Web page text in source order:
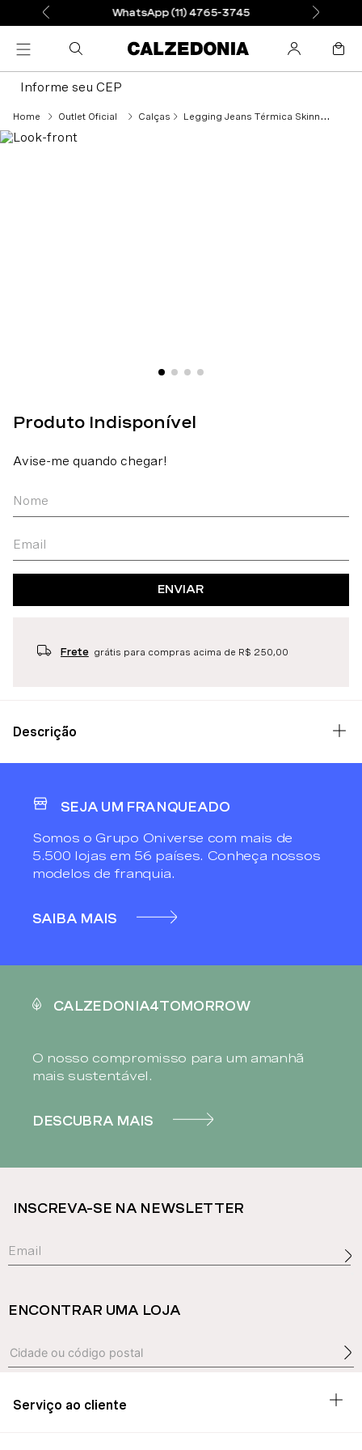
WhatsApp (11) 4765-3745
Informe seu CEP
Outlet Oficial Calças Legging Jeans Térmica Skinny - Preto
ENVIAR
Frete grátis para compras acima de R$ 250,00
Descrição
SEJA UM FRANQUEADO
Somos o Grupo Oniverse com mais de
5.500 lojas em 56 países. Conheça nossos
modelos de franquia.
SAIBA MAIS
CALZEDONIA4TOMORROW
O nosso compromisso para um amanhã
mais sustentável.
DESCUBRA MAIS
INSCREVA-SE NA NEWSLETTER
ENCONTRAR UMA LOJA
Serviço ao cliente